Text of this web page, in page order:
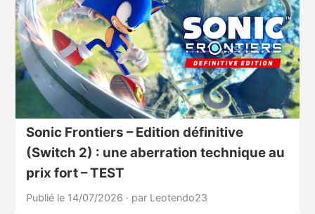
Sonic Frontiers – Edition définitive
(Switch 2) : une aberration technique au
prix fort – TEST
Publié le 14/07/2026 · par Leotendo23